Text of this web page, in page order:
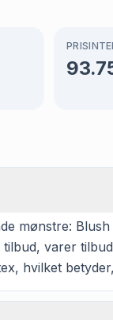
mønstre:
varer
hvilket